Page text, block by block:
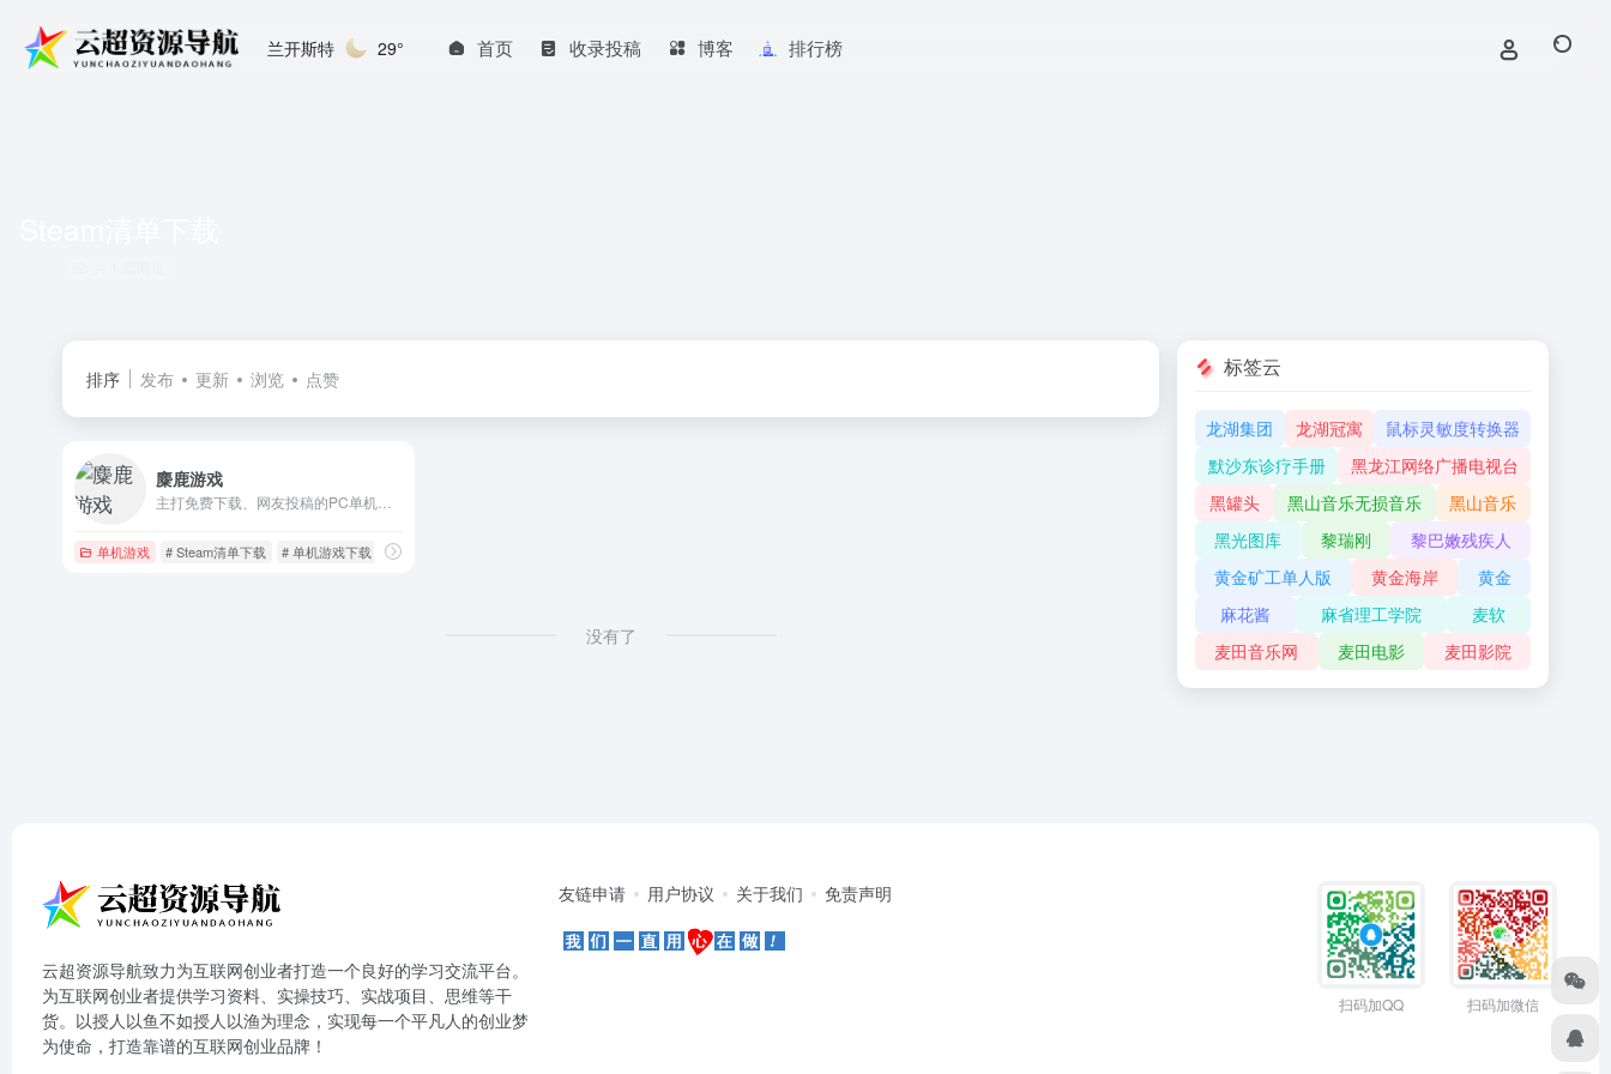
兰开斯特 29° 首页 收录投稿 博客 排行榜
排序 发布 更新 浏览 点赞
麋鹿游戏
单机游戏 # Steam清单下载 # 单机游戏下载 # 大型单机游戏下载
没有了
标签云
龙湖集团 龙湖冠寓
鼠标灵敏度转换器
默沙东诊疗手册
黑龙江网络广播电视台
黑罐头
黑山音乐无损音乐
黑山音乐
黑光图库
黎瑞刚
黎巴嫩残疾人
黄金矿工单人版
黄金海岸
黄金
麻花酱
麻省理工学院
麦软
麦田音乐网
麦田电影 麦田影院
云超资源导航致力为互联网创业者打造一个良好的学习交流平台。
为互联网创业者提供学习资料、实操技巧、实战项目、思维等干
货。以授人以鱼不如授人以渔为理念，实现每一个平凡人的创业梦
为使命，打造靠谱的互联网创业品牌！
友链申请 用户协议 关于我们 免责声明
扫码加QQ 扫码加微信